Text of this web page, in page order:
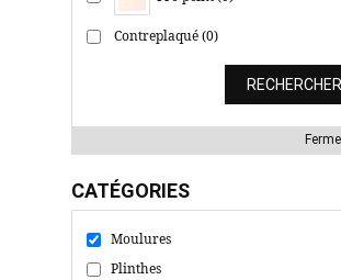
Contreplaqué (0)
CATÉGORIES
Moulures
Plinthes